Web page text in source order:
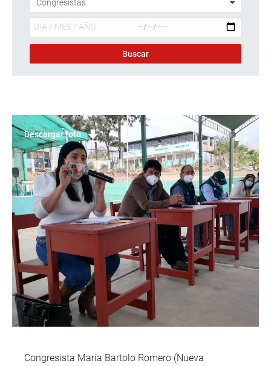
Descargar foto
Congresista María Bartolo Romero (Nueva